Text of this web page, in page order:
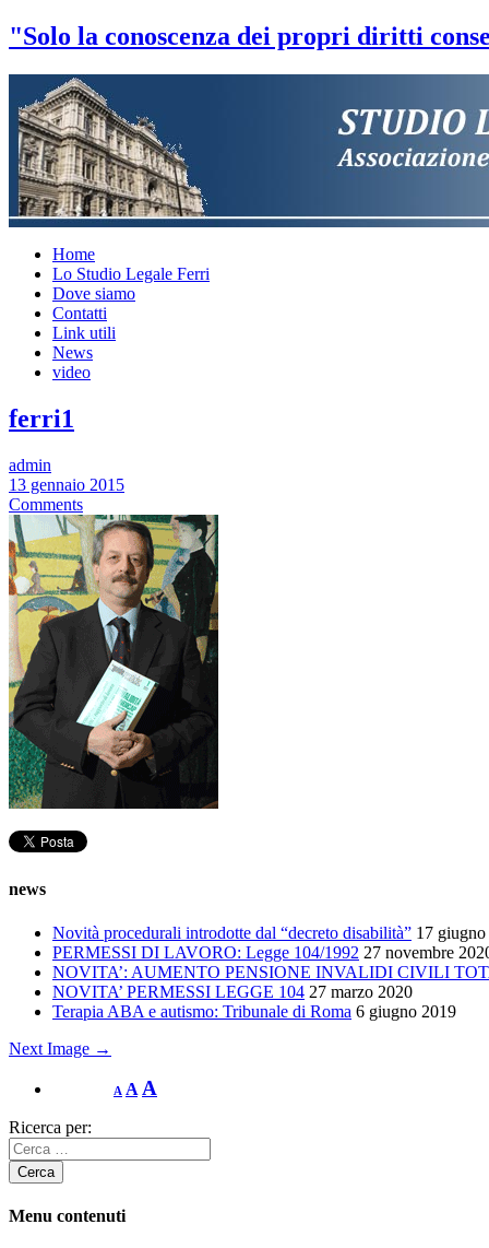
"Solo la conoscenza dei propri diritti
Home
Lo Studio Legale Ferri
Dove siamo
Contatti
Link utili
News
video
ferri1
admin
13 gennaio 2015
Comments
news
Novità procedurali introdotte dal “decreto disabilità” 17
PERMESSI DI LAVORO: Legge 104/1992 27 novembre
NOVITA’: AUMENTO PENSIONE INVALIDI CIVILI
NOVITA’ PERMESSI LEGGE 104 27 marzo 2020
Terapia ABA e autismo: Tribunale di Roma 6 giugno 2019
Next Image →
A A A
Ricerca per:
Menu contenuti